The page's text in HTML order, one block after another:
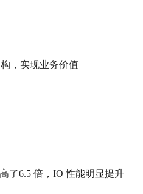
，实现业务价值
了6.5 倍，IO 性能明显提升